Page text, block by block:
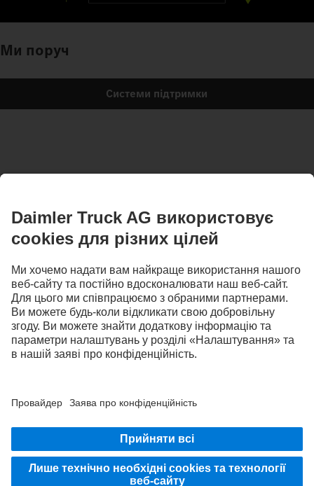
Ми поруч
Системи підтримки
входять до стандартного обладнання. Наведені ілюстрації є лише зразками і не
обов'язково відображають фактичний стан оригінальних автомобілів. Зовнішній
вигляд оригінальних автомобілів може не відповідати наведеним ілюстраціям.
Зміни можуть бути внесені без попередження. Ілюстрації та тексти можуть
також містити різновиди і послуги з догляду, а також послуги та вироби,
недоступні в окремих країнах.
Як міжнародна компанія, Daimler Truck AG дотримується таких основних
принципів, як рівність можливостей, різноманітність, відкритість та повага. Ми
демонструємо це у способах мислення, дії та спілкування. Звичайно, всі вибрані
терміни включають всі гендерні ідентичності.
ЗАЛИШАЙТЕСЯ НА ЗВ'ЯЗКУ.
Відкрийте для себе Mercedes‑Benz Trucks на наших